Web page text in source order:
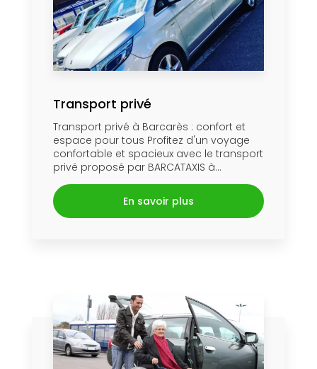
Transport privé
Transport privé à Barcarès : confort et
espace pour tous Profitez d'un voyage
confortable et spacieux avec le transport
privé proposé par BARCATAXIS à...
En savoir plus